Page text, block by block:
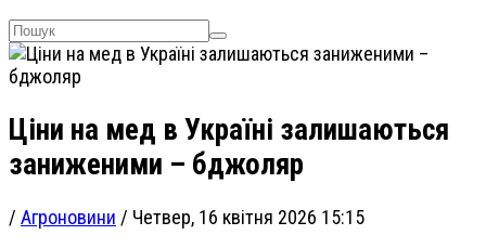
Ціни на мед в Україні залишаються
заниженими – бджоляр
/ Агроновини / Четвер, 16 квітня 2026 15:15